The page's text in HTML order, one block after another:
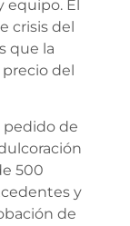
equipo. El
crisis del
que la
del
pedido de
500
y
de